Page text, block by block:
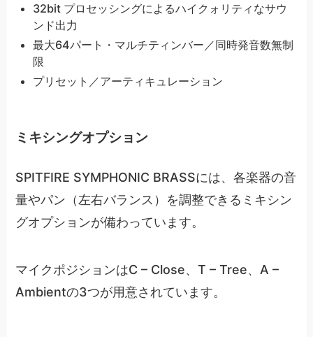
32bit プロセッシングによるハイクォリティなサウ
ンド出力
最大64パート・マルチティンバー／同時発音数無制
限
プリセット／アーティキュレーション
ミキシングオプション
SPITFIRE SYMPHONIC BRASSには、各楽器の音
量やパン（左右バランス）を調整できるミキシン
グオプションが備わっています。
マイクポジションはC – Close、T – Tree、A –
Ambientの3つが用意されています。